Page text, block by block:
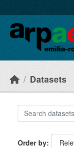
Datasets
Order by